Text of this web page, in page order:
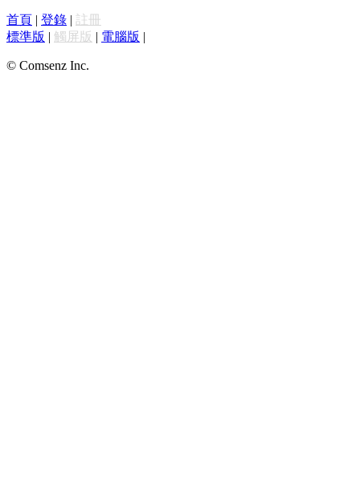
首頁 | 登錄 | 註冊
標準版 | 觸屏版 | 電腦版 |
© Comsenz Inc.